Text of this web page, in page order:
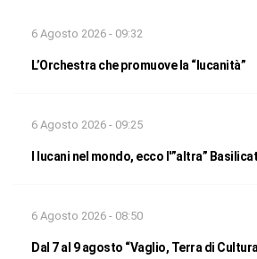
6 Agosto 2026 - 09:32
L’Orchestra che promuove la “lucanità”
6 Agosto 2026 - 09:25
I lucani nel mondo, ecco l'”altra”
6 Agosto 2026 - 08:50
Dal 7 al 9 agosto “Vaglio, Terra di